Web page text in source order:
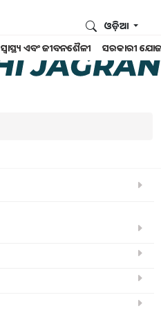
ସ୍ୱାସ୍ଥ୍ୟ ଏବଂ ଜୀବନଶୈଳୀ ସରକାରୀ
ଓଡ଼ିଆ